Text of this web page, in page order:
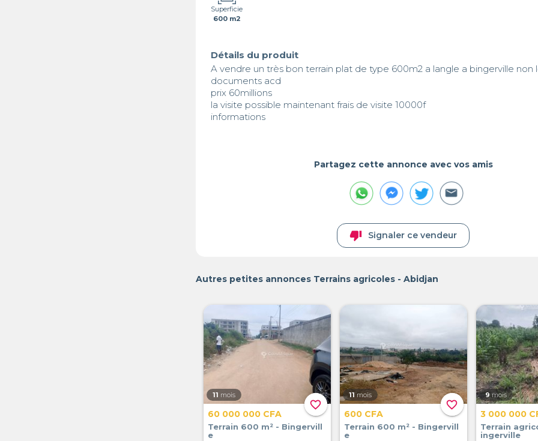
Superficie
600 m2
Détails du produit
A vendre un très bon terrain plat de type 600m2 a langle a bingerville non
documents acd
prix 60millions
la visite possible maintenant frais de visite 10000f
informations
Partagez cette annonce avec vos amis
thumb_down Signaler ce vendeur
Autres petites annonces Terrains agricoles - Abidjan
favorite_border
11 mois
60 000 000 CFA
Terrain 600 m² - Bingervill
e
favorite_border
11 mois
600 CFA
Terrain 600 m² - Bingervill
e
9 mois
3 000 000
Terrain
ingerville